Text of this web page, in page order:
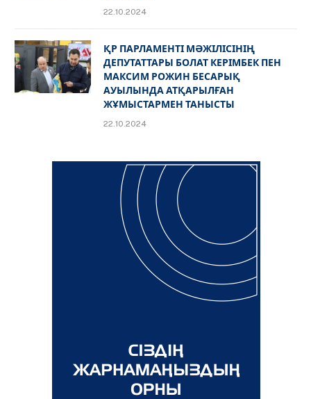
22.10.2024
ҚР ПАРЛАМЕНТІ МӘЖІЛІСІНІҢ
ДЕПУТАТТАРЫ БОЛАТ КЕРІМБЕК ПЕН
МАКСИМ РОЖИН БЕСАРЫҚ
АУЫЛЫНДА АТҚАРЫЛҒАН
ЖҰМЫСТАРМЕН ТАНЫСТЫ
22.10.2024